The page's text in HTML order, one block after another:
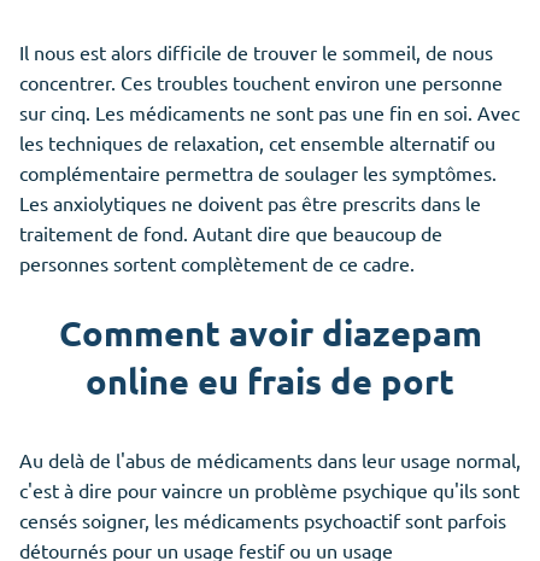
Il nous est alors difficile de trouver le sommeil, de nous
concentrer. Ces troubles touchent environ une personne
sur cinq. Les médicaments ne sont pas une fin en soi. Avec
les techniques de relaxation, cet ensemble alternatif ou
complémentaire permettra de soulager les symptômes.
Les anxiolytiques ne doivent pas être prescrits dans le
traitement de fond. Autant dire que beaucoup de
personnes sortent complètement de ce cadre.
Comment avoir diazepam
online eu frais de port
Au delà de l'abus de médicaments dans leur usage normal,
c'est à dire pour vaincre un problème psychique qu'ils sont
censés soigner, les médicaments psychoactif sont parfois
détournés pour un usage festif ou un usage